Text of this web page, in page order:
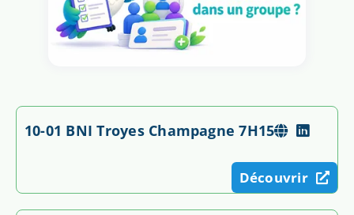
10-01 BNI Troyes Champagne 7H15
Découvrir